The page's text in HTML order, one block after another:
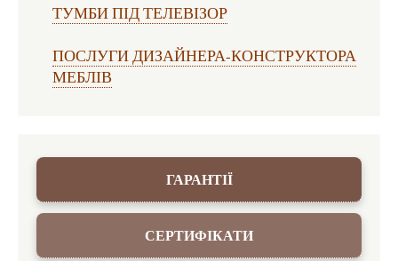
ТУМБИ ПІД ТЕЛЕВІЗОР
ПОСЛУГИ ДИЗАЙНЕРА-КОНСТРУКТОРА
МЕБЛІВ
ГАРАНТІЇ
СЕРТИФІКАТИ